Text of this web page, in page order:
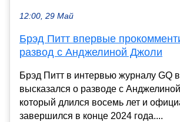
12:00, 29 Май
Брэд Питт впервые
развод с Анджелиной Джоли
Брэд Питт в интервью журналу GQ
высказался о разводе с
который длился восемь лет и
завершился в конце 2024 года....